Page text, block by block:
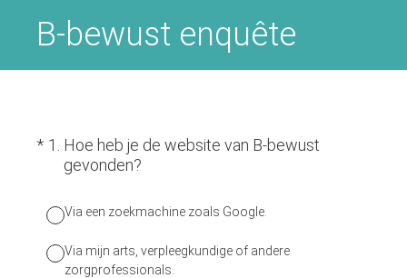
B-bewust enquête
* 1
Hoe heb je de website van B-bewust
gevonden?
(Vereist.)
Via een zoekmachine zoals Google.
Via mijn arts, verpleegkundige of andere
zorgprofessionals.